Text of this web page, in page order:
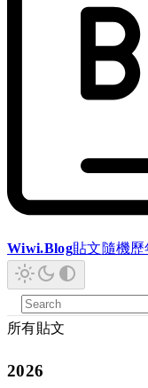
Wiwi.Blog貼文隨機歷
所有貼文
2026